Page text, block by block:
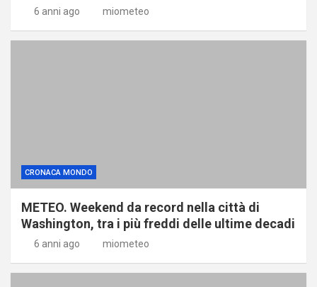
6 anni ago miometeo
CRONACA MONDO
METEO. Weekend da record nella città di
Washington, tra i più freddi delle ultime decadi
6 anni ago miometeo